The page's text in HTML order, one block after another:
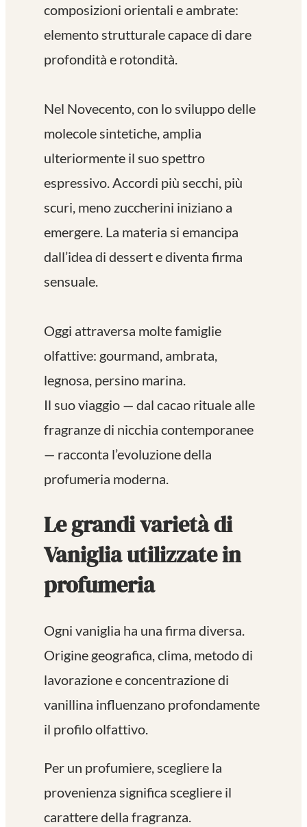
composizioni orientali e ambrate:
elemento strutturale capace di dare
profondità e rotondità.
Nel Novecento, con lo sviluppo delle
molecole sintetiche, amplia
ulteriormente il suo spettro
espressivo. Accordi più secchi, più
scuri, meno zuccherini iniziano a
emergere. La materia si emancipa
dall’idea di dessert e diventa firma
sensuale.
Oggi attraversa molte famiglie
olfattive: gourmand, ambrata,
legnosa, persino marina.
Il suo viaggio — dal cacao rituale alle
fragranze di nicchia contemporanee
— racconta l’evoluzione della
profumeria moderna.
Le grandi varietà di
Vaniglia utilizzate in
profumeria
Ogni vaniglia ha una firma diversa.
Origine geografica, clima, metodo di
lavorazione e concentrazione di
vanillina influenzano profondamente
il profilo olfattivo.
Per un profumiere, scegliere la
provenienza significa scegliere il
carattere della fragranza.